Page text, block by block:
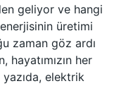
geliyor ve hangi
üretimi
zaman göz ardı
hayatımızın her
elektrik